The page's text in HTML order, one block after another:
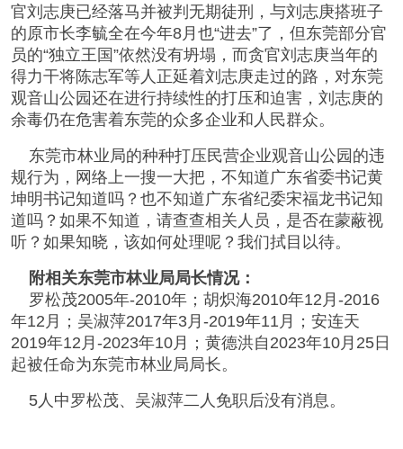
官刘志庚已经落马并被判无期徒刑，与刘志庚搭班子
的原市长李毓全在今年8月也“进去”了，但东莞部分官
员的“独立王国”依然没有坍塌，而贪官刘志庚当年的
得力干将陈志军等人正延着刘志庚走过的路，对东莞
观音山公园还在进行持续性的打压和迫害，刘志庚的
余毒仍在危害着东莞的众多企业和人民群众。
东莞市林业局的种种打压民营企业观音山公园的违
规行为，网络上一搜一大把，不知道广东省委书记黄
坤明书记知道吗？也不知道广东省纪委宋福龙书记知
道吗？如果不知道，请查查相关人员，是否在蒙蔽视
听？如果知晓，该如何处理呢？我们拭目以待。
附相关东莞市林业局局长情况：
罗松茂2005年-2010年；胡炽海2010年12月-2016
年12月；吴淑萍2017年3月-2019年11月；‌安连天
2019年12月-2023年10月；黄德洪‌自2023年10月25日
起被任命为东莞市林业局局长。
5人中罗松茂、吴淑萍二人免职后没有消息。